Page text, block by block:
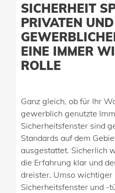
SICHERHEIT
PRIVATEN UND
EINE IMMER
ROLLE
Ganz gleich, ob für Ihr
gewerblich genutzte
Sicherheitsfenster sind
Standards auf dem
ausgestattet. Sicherlich
die Erfahrung klar und
dreister. Umso wichtiger
Sicherheitsfenster und -